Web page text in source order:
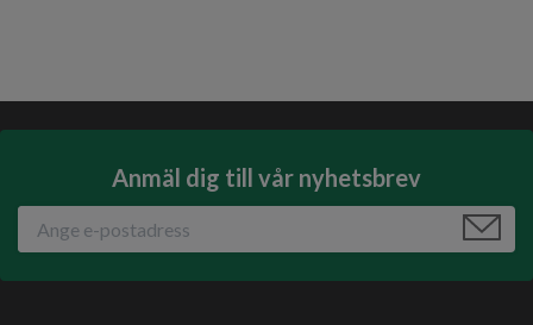
Anmäl dig till vår nyhetsbrev